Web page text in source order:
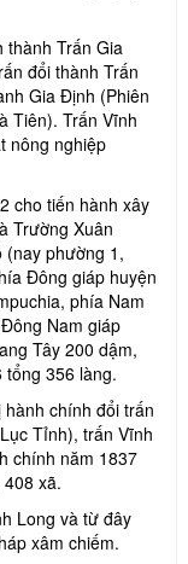
thành Trấn Gia
đổi thành Trấn
Gia Định (Phiên
Tiên). Trấn Vĩnh
nông nghiệp
cho tiến hành xây
Trường Xuân
(nay phường 1,
Đông giáp huyện
phía Nam
Nam giáp
Tây 200 dậm,
356 làng.
chính đổi trấn
Tỉnh), trấn Vĩnh
chính năm 1837
xã.
Long và từ đây
xâm chiếm.